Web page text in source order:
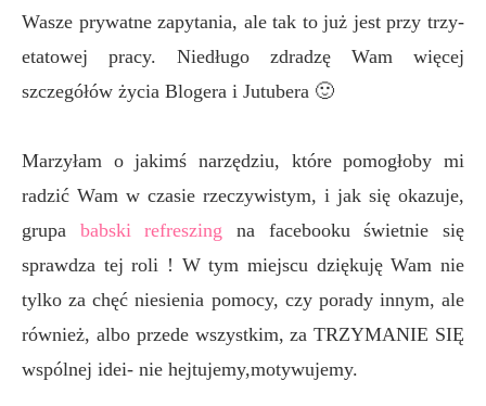
Wasze prywatne zapytania, ale tak to już jest przy trzy-
etatowej pracy. Niedługo zdradzę Wam więcej
szczegółów życia Blogera i Jutubera 🙂
Marzyłam o jakimś narzędziu, które pomogłoby mi
radzić Wam w czasie rzeczywistym, i jak się okazuje,
grupa babski refreszing na facebooku świetnie się
sprawdza tej roli ! W tym miejscu dziękuję Wam nie
tylko za chęć niesienia pomocy, czy porady innym, ale
również, albo przede wszystkim, za TRZYMANIE SIĘ
wspólnej idei- nie hejtujemy,motywujemy.